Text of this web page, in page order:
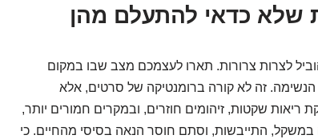
שלא כדאי להתעלם מהן
לצרות צרורות. תארו לעצמכם מצב שבו במקום
הנשימה. זה לא קורה ברומנטיקה של סרטים, אלא
ריאות שקטות, זיהומים חוזרים, ובמקרים חמורים יותר,
במשקל, התייבשות, וסתם חוסר הנאה בסיסי מהחיים. כי